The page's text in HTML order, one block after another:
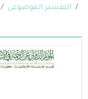
التفسير الموضوعي